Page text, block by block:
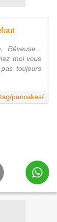
Réveuse...
moi vous
toujours
pancakes/